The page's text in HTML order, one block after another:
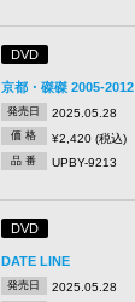
DVD
京都・磔磔 2005-2012
発売日 2025.05.28
価 格 ¥2,420 (税込)
品 番 UPBY-9213
DVD
DATE LINE
発売日 2025.05.28